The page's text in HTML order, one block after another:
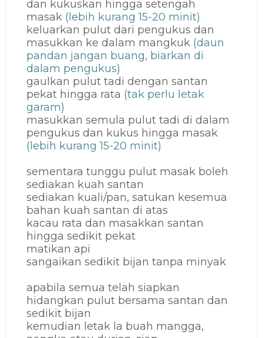
dan kukuskan hingga setengah
masak (lebih kurang 15-20 minit)
keluarkan pulut dari pengukus dan
masukkan ke dalam mangkuk (daun
pandan jangan buang, biarkan di
dalam pengukus)
gaulkan pulut tadi dengan santan
pekat hingga rata (tak perlu letak
garam)
masukkan semula pulut tadi di dalam
pengukus dan kukus hingga masak
(lebih kurang 15-20 minit)
sementara tunggu pulut masak boleh
sediakan kuah santan
sediakan kuali/pan, satukan kesemua
bahan kuah santan di atas
kacau rata dan masakkan santan
hingga sedikit pekat
matikan api
sangaikan sedikit bijan tanpa minyak
apabila semua telah siapkan
hidangkan pulut bersama santan dan
sedikit bijan
kemudian letak la buah mangga,